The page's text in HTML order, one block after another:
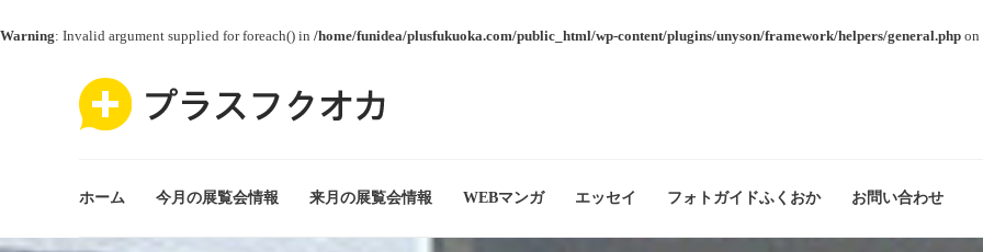
Warning: Invalid argument supplied for foreach() in /home/funidea/plusfukuoka.com/public_html/wp-content/plugins/unyson/framework/helpers/general.php on
ホーム 今月の展覧会情報 来月の展覧会情報 WEBマンガ エッセイ フォトガイドふくおか お問い合わせ